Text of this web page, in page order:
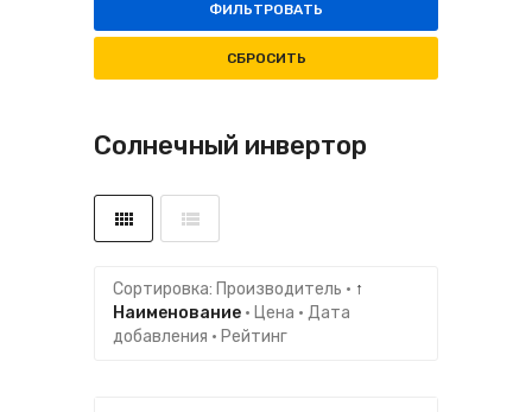
ФИЛЬТРОВАТЬ
СБРОСИТЬ
Солнечный инвертор
Сортировка: Производитель · ↑
Наименование · Цена · Дата
добавления · Рейтинг